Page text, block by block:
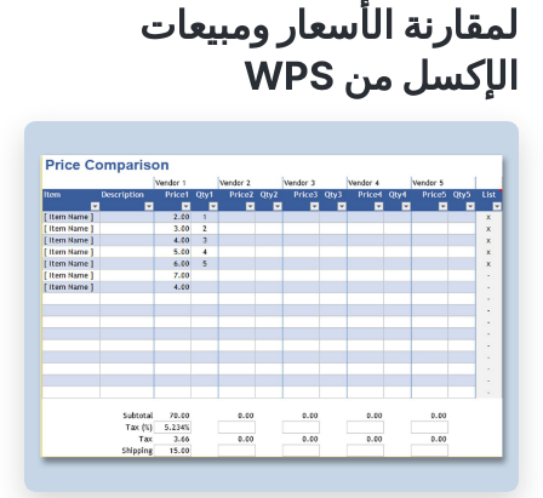
لمقارنة الأسعار ومبيعات
الإكسل من WPS